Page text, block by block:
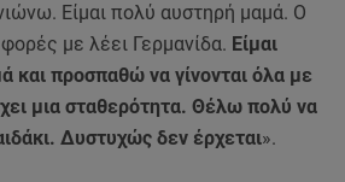
Είμαι πολύ αυστηρή μαμά. Ο
με λέει Γερμανίδα. Είμαι
και προσπαθώ να γίνονται όλα με
μια σταθερότητα. Θέλω πολύ να
Δυστυχώς δεν έρχεται».